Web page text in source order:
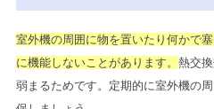
室外機の周囲に物を置いたり何かで
に機能しないことがあります。熱交
弱まるためです。定期的に室外機の